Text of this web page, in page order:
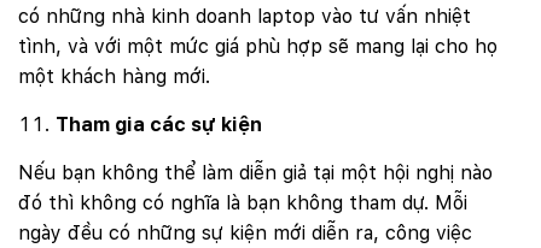
có những nhà kinh doanh laptop vào tư vấn nhiệt
tình, và với một mức giá phù hợp sẽ mang lại cho họ
một khách hàng mới.
Tham gia các sự kiện
Nếu bạn không thể làm diễn giả tại một hội nghị nào
đó thì không có nghĩa là bạn không tham dự. Mỗi
ngày đều có những sự kiện mới diễn ra, công việc